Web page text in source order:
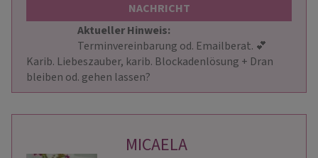
NACHRICHT
Aktueller Hinweis:
Karib. Liebeszauber, karib. Blockadenlösung + Dran
bleiben od. gehen lassen?
MICAELA